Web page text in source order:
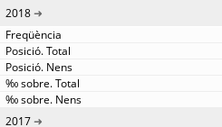
2018
2017